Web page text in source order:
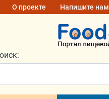
О проекте Напишите нам